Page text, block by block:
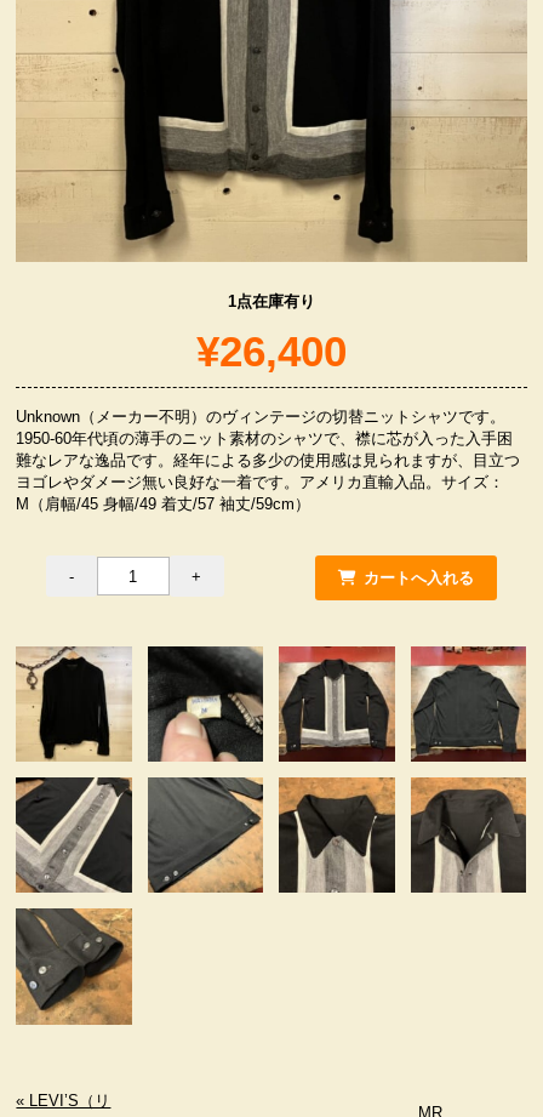
ファイヤーキング他
コカコーラ・グッズ
カンパニー・グッズ
キャラクター・グッズ
喫煙具
服飾小物雑貨
1点在庫有り
¥26,400
Unknown（メーカー不明）のヴィンテージの切替ニットシャツです。
1950-60年代頃の薄手のニット素材のシャツで、襟に芯が入った入手困
難なレアな逸品です。経年による多少の使用感は見られますが、目立つ
ヨゴレやダメージ無い良好な一着です。アメリカ直輸入品。サイズ：
M（肩幅/45 身幅/49 着丈/57 袖丈/59cm）
« LEVI’S（リ
MR